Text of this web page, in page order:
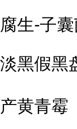
腐生-子
淡黑假黑
产黄青霉